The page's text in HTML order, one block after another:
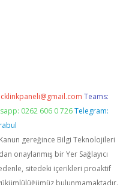
Teams:
0262 606 0 726 Telegram:
Kanun gereğince Bilgi Teknolojileri
onaylanmış bir Yer Sağlayıcı
sitedeki içerikleri proaktif
bulunmamaktadır.